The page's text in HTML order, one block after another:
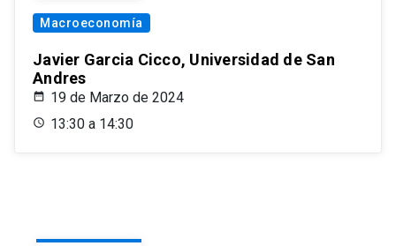
Macroeconomía
Javier Garcia Cicco, Universidad de San
Andres
19 de Marzo de 2024
13:30 a 14:30